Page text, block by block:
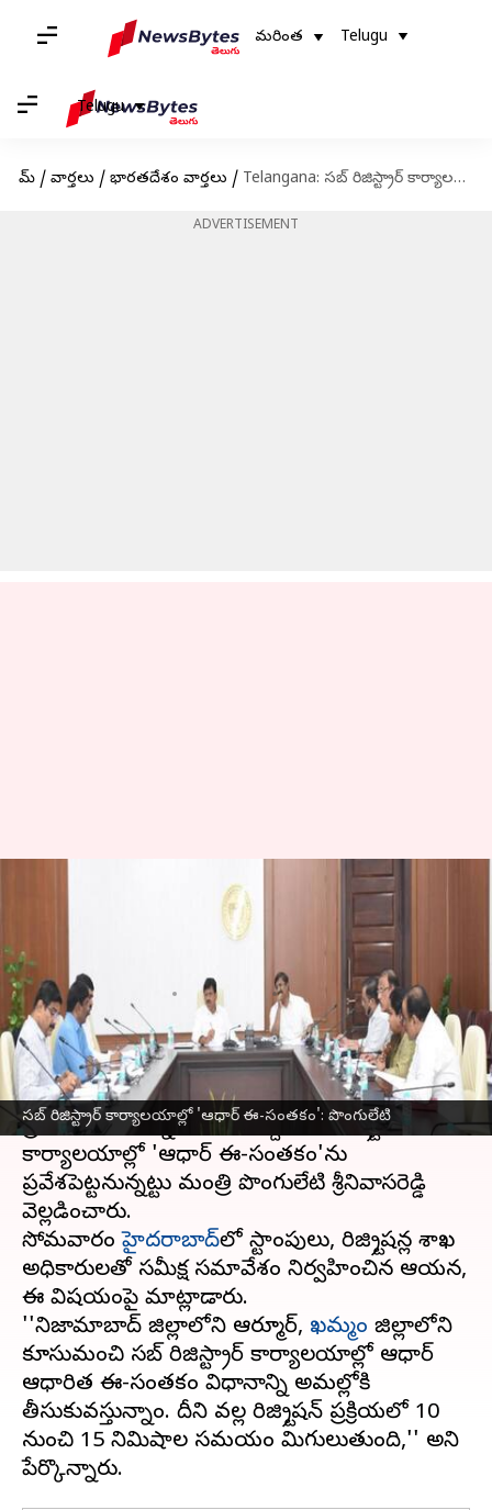
మరింత Telugu
Telugu
హోమ్ / వార్తలు / భారతదేశం వార్తలు / Telangana: సబ్‌ రిజిస్ట్రార్‌ కార్యాలయాల్లో 'ఆధార్‌ ఈ-సంతకం': పొంగులేటి
ADVERTISEMENT
సబ్‌ రిజిస్ట్రార్‌ కార్యాలయాల్లో 'ఆధార్‌ ఈ-సంతకం': పొంగులేటి
Telangana: సబ్‌ రిజిస్ట్రార్‌
కార్యాలయాల్లో 'ఆధార్‌ ఈ-సంతకం':
పొంగులేటి
వ్రాసిన వారు Sirish Praharaju May 27, 2025 12:16 pm
ఈ వార్తాకథనం ఏంటి
సేవలను మరింత పారదర్శకంగా చేయడంతో పాటు
ప్రజల సమయాన్ని ఆదా చేసే ఉద్దేశంతో రిజిస్ట్రేషన్‌
కార్యాలయాల్లో 'ఆధార్‌ ఈ-సంతకం'ను
ప్రవేశపెట్టనున్నట్టు మంత్రి పొంగులేటి శ్రీనివాసరెడ్డి
వెల్లడించారు.
సోమవారంహైదరాబాద్‌లో స్టాంపులు, రిజిస్ట్రేషన్ల శాఖ
అధికారులతో సమీక్ష సమావేశం నిర్వహించిన ఆయన,
ఈ విషయంపై మాట్లాడారు.
''నిజామాబాద్‌ జిల్లాలోని ఆర్మూర్‌, ఖమ్మం జిల్లాలోని
కూసుమంచి సబ్‌ రిజిస్ట్రార్‌ కార్యాలయాల్లో ఆధార్‌
ఆధారిత ఈ-సంతకం విధానాన్ని అమల్లోకి
తీసుకువస్తున్నాం. దీని వల్ల రిజిస్ట్రేషన్‌ ప్రక్రియలో 10
నుంచి 15 నిమిషాల సమయం మిగులుతుంది,'' అని